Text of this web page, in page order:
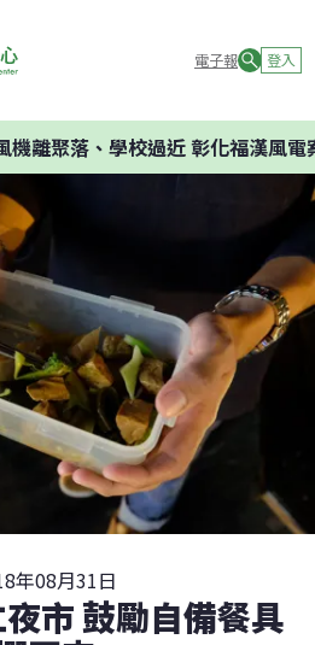
電子報 登入
聚落、學校過近 彰化福漢風電案環
年08月31日
市 鼓勵自備餐具